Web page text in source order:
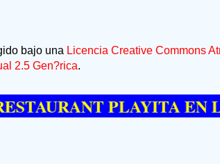
bajo una Licencia Creative Commons
2.5 Gen?rica.
PLAYITA EN LAS